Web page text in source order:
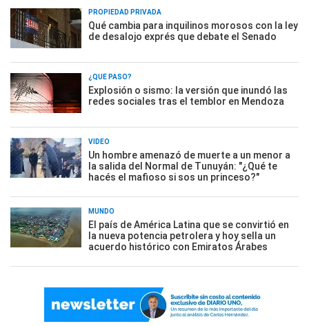
PROPIEDAD PRIVADA
Qué cambia para inquilinos morosos con la ley
de desalojo exprés que debate el Senado
¿QUÉ PASÓ?
Explosión o sismo: la versión que inundó las
redes sociales tras el temblor en Mendoza
VIDEO
Un hombre amenazó de muerte a un menor a
la salida del Normal de Tunuyán: "¿Qué te
hacés el mafioso si sos un princeso?"
MUNDO
El país de América Latina que se convirtió en
la nueva potencia petrolera y hoy sella un
acuerdo histórico con Emiratos Árabes